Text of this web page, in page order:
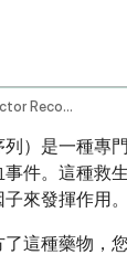
Antihemophilic Factor Recombinant Porcine Sequence Intravenous Route
）是一種專
件。這種救
來發揮作用。
這種藥物，